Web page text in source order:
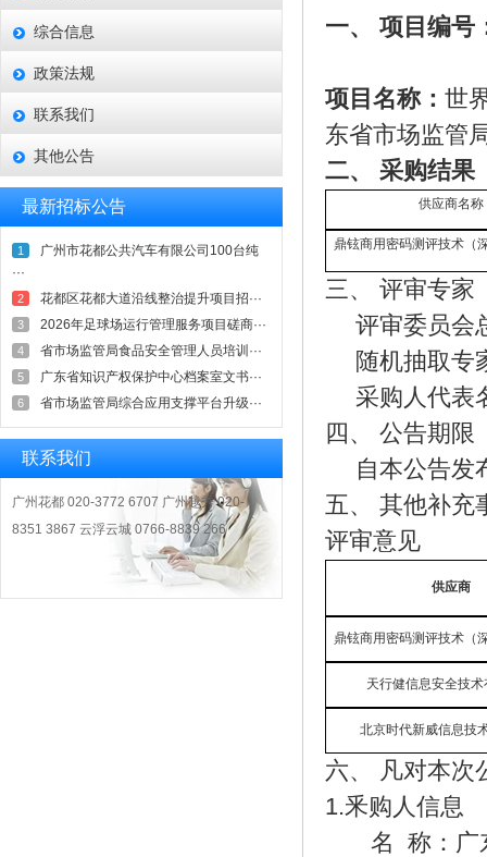
综合信息
政策法规
联系我们
其他公告
最新招标公告
1
广州市花都公共汽车有限公司100台纯
···
2 花都区花都大道沿线整治提升项目招···
3 2026年足球场运行管理服务项目磋商···
4 省市场监管局食品安全管理人员培训···
5 广东省知识产权保护中心档案室文书···
6 省市场监管局综合应用支撑平台升级···
联系我们
广州花都 020-3772 6707 广州越秀 020-
8351 3867 云浮云城 0766-8839 266
一、 项目编号
项目名称： 世
东省市场监管
二、 采购结果
供应商名称
鼎铉商用密码测评技术（
三、 评审专家
评审委员会
随机抽取专
采购人代表
四、 公告期限
自本公告发
五、 其他补充
评审意见
供应商
鼎铉商用密码测评技术（
天行健信息安全技
北京时代新威信息技
六、
凡对本次
1.釆购人信息
名
称：广